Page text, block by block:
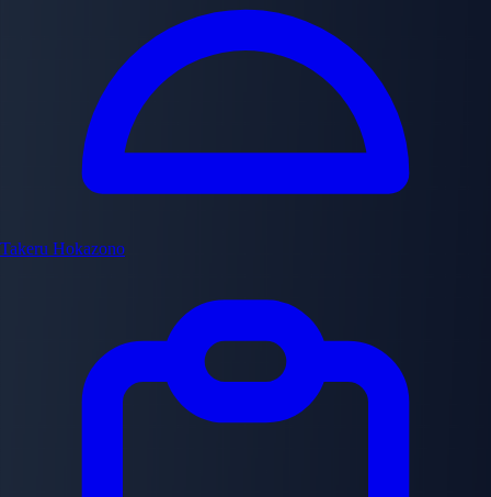
Takeru Hokazono